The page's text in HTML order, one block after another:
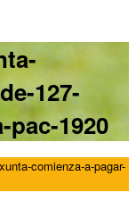
127-
1920
comienza-a-pagar-